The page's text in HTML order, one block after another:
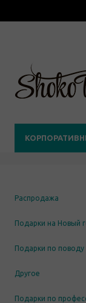
Распродажа
Подарки на Новый
Подарки по поводу
Другое
Подарки по